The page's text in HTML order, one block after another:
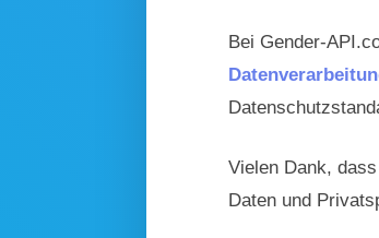
Bei Gender-
Vielen Dank,
Daten und